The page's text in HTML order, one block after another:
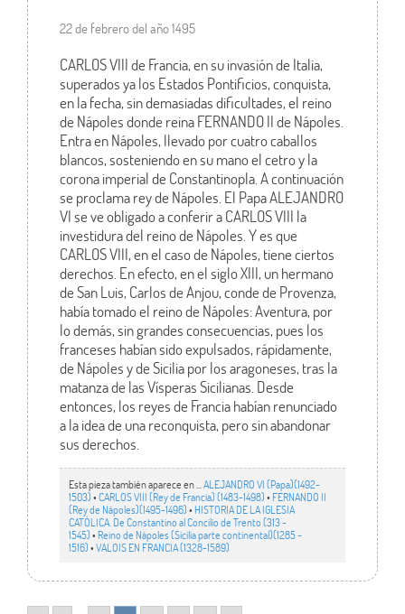
22 de febrero del año 1495
CARLOS VIII de Francia, en su invasión de Italia,
superados ya los Estados Pontificios, conquista,
en la fecha, sin demasiadas dificultades, el reino
de Nápoles donde reina FERNANDO II de Nápoles.
Entra en Nápoles, llevado por cuatro caballos
blancos, sosteniendo en su mano el cetro y la
corona imperial de Constantinopla. A continuación
se proclama rey de Nápoles. El Papa ALEJANDRO
VI se ve obligado a conferir a CARLOS VIII la
investidura del reino de Nápoles. Y es que
CARLOS VIII, en el caso de Nápoles, tiene ciertos
derechos. En efecto, en el siglo XIII, un hermano
de San Luis, Carlos de Anjou, conde de Provenza,
había tomado el reino de Nápoles: Aventura, por
lo demás, sin grandes consecuencias, pues los
franceses habían sido expulsados, rápidamente,
de Nápoles y de Sicilia por los aragoneses, tras la
matanza de las Vísperas Sicilianas. Desde
entonces, los reyes de Francia habían renunciado
a la idea de una reconquista, pero sin abandonar
sus derechos.
Esta pieza también aparece en ... ALEJANDRO VI (Papa)(1492-
1503)•CARLOS VIII (Rey de Francia) (1483-1498)• FERNANDO II
(Rey de Nápoles)(1495-1496)• HISTORIA DE LA IGLESIA
CATÓLICA. De Constantino al Concilio de Trento (313 -
1545)• Reino de Nápoles (Sicilia parte continental)(1285 -
1516)•VALOIS EN FRANCIA (1328-1589)